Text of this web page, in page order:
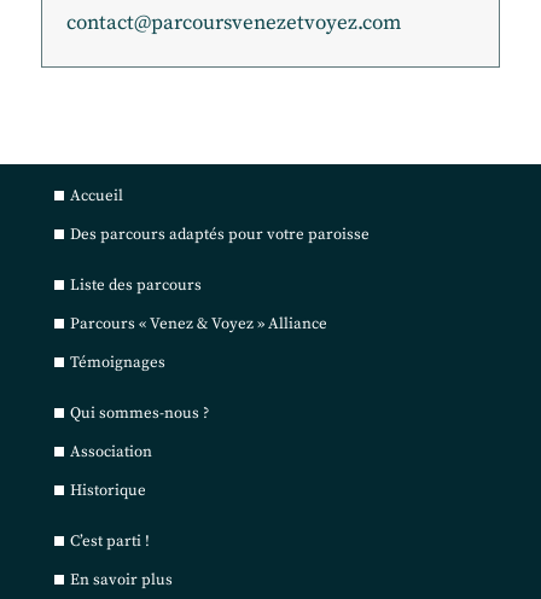
contact@parcoursvenezetvoyez.com
Accueil
Des parcours adaptés pour votre paroisse
Liste des parcours
Parcours « Venez & Voyez » Alliance
Témoignages
Qui sommes-nous ?
Association
Historique
C’est parti !
En savoir plus